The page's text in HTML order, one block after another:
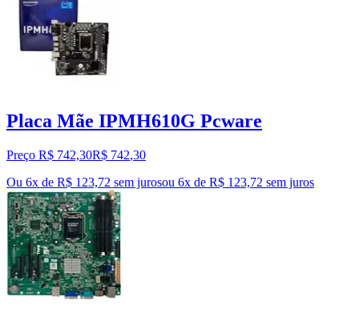
Placa Mãe IPMH610G Pcware
Preço R$ 742,30R$ 742,30
Ou 6x de R$ 123,72 sem jurosou 6x de R$ 123,72 sem juros